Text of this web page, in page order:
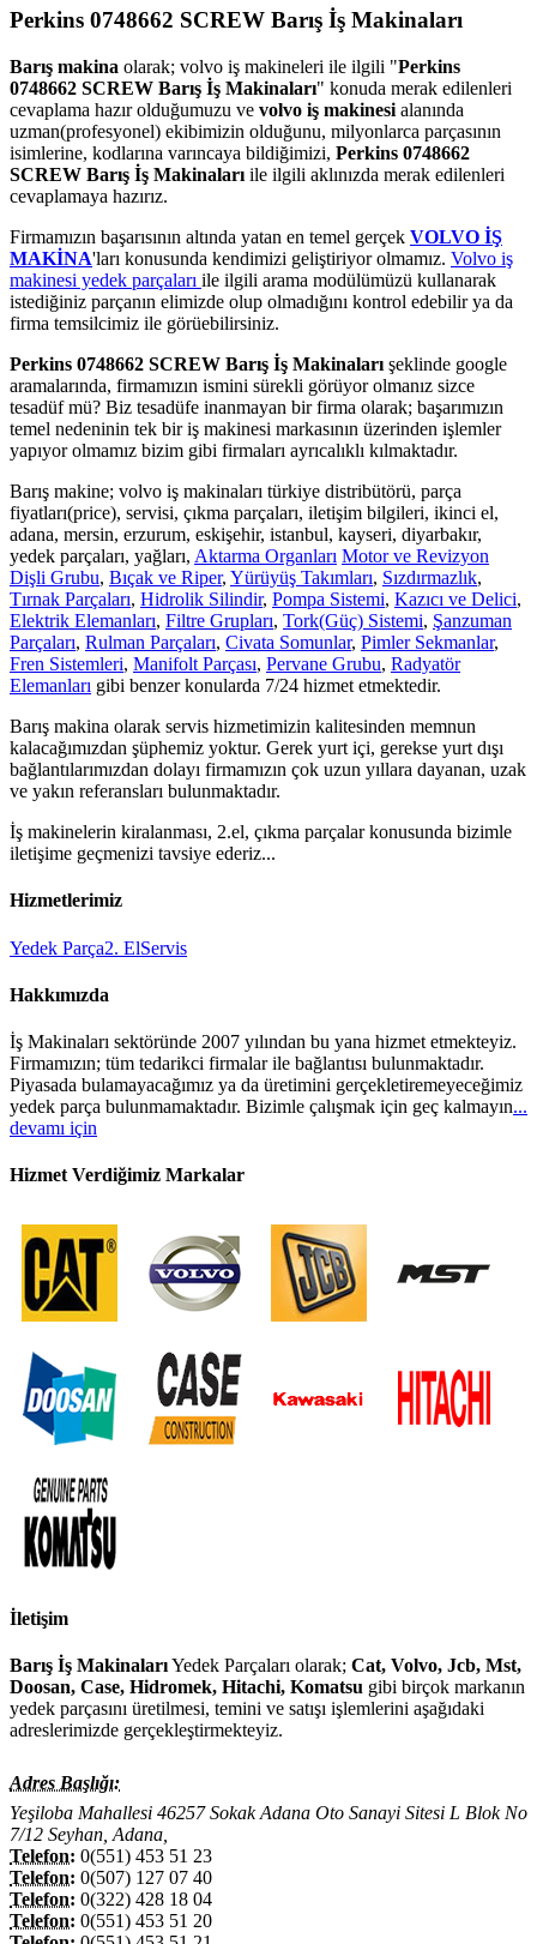
Perkins 0748662 SCREW Barış İş Makinaları
Barış makina olarak; volvo iş makineleri ile ilgili "Perkins
0748662 SCREW Barış İş Makinaları" konuda merak edilenleri
cevaplama hazır olduğumuzu ve volvo iş makinesi alanında
uzman(profesyonel) ekibimizin olduğunu, milyonlarca parçasının
isimlerine, kodlarına varıncaya bildiğimizi, Perkins 0748662
SCREW Barış İş Makinaları ile ilgili aklınızda merak edilenleri
cevaplamaya hazırız.
Firmamızın başarısının altında yatan en temel gerçek VOLVO İŞ
MAKİNA'ları konusunda kendimizi geliştiriyor olmamız. Volvo iş
makinesi yedek parçaları ile ilgili arama modülümüzü kullanarak
istediğiniz parçanın elimizde olup olmadığını kontrol edebilir ya da
firma temsilcimiz ile görüebilirsiniz.
Perkins 0748662 SCREW Barış İş Makinaları şeklinde google
aramalarında, firmamızın ismini sürekli görüyor olmanız sizce
tesadüf mü? Biz tesadüfe inanmayan bir firma olarak; başarımızın
temel nedeninin tek bir iş makinesi markasının üzerinden işlemler
yapıyor olmamız bizim gibi firmaları ayrıcalıklı kılmaktadır.
Barış makine; volvo iş makinaları türkiye distribütörü, parça
fiyatları(price), servisi, çıkma parçaları, iletişim bilgileri, ikinci el,
adana, mersin, erzurum, eskişehir, istanbul, kayseri, diyarbakır,
yedek parçaları, yağları, Aktarma Organları Motor ve Revizyon
Dişli Grubu, Bıçak ve Riper, Yürüyüş Takımları, Sızdırmazlık,
Tırnak Parçaları, Hidrolik Silindir, Pompa Sistemi, Kazıcı ve Delici,
Elektrik Elemanları, Filtre Grupları, Tork(Güç) Sistemi, Şanzuman
Parçaları, Rulman Parçaları, Civata Somunlar, Pimler Sekmanlar,
Fren Sistemleri, Manifolt Parçası, Pervane Grubu, Radyatör
Elemanları gibi benzer konularda 7/24 hizmet etmektedir.
Barış makina olarak servis hizmetimizin kalitesinden memnun
kalacağımızdan şüphemiz yoktur. Gerek yurt içi, gerekse yurt dışı
bağlantılarımızdan dolayı firmamızın çok uzun yıllara dayanan, uzak
ve yakın referansları bulunmaktadır.
İş makinelerin kiralanması, 2.el, çıkma parçalar konusunda bizimle
iletişime geçmenizi tavsiye ederiz...
Hizmetlerimiz
Yedek Parça2. ElServis
Hakkımızda
İş Makinaları sektöründe 2007 yılından bu yana hizmet etmekteyiz.
Firmamızın; tüm tedarikci firmalar ile bağlantısı bulunmaktadır.
Piyasada bulamayacağımız ya da üretimini gerçekletiremeyeceğimiz
yedek parça bulunmamaktadır. Bizimle çalışmak için geç kalmayın...
devamı için
Hizmet Verdiğimiz Markalar
İletişim
Barış İş MakinalarıYedek Parçaları olarak; Cat, Volvo, Jcb, Mst,
Doosan, Case, Hidromek, Hitachi, Komatsu gibi birçok markanın
yedek parçasını üretilmesi, temini ve satışı işlemlerini aşağıdaki
adreslerimizde gerçekleştirmekteyiz.
Adres Başlığı:
Yeşiloba Mahallesi 46257 Sokak Adana Oto Sanayi Sitesi L Blok No
7/12 Seyhan, Adana,
Telefon: 0(551) 453 51 23
Telefon: 0(507) 127 07 40
Telefon: 0(322) 428 18 04
Telefon: 0(551) 453 51 20